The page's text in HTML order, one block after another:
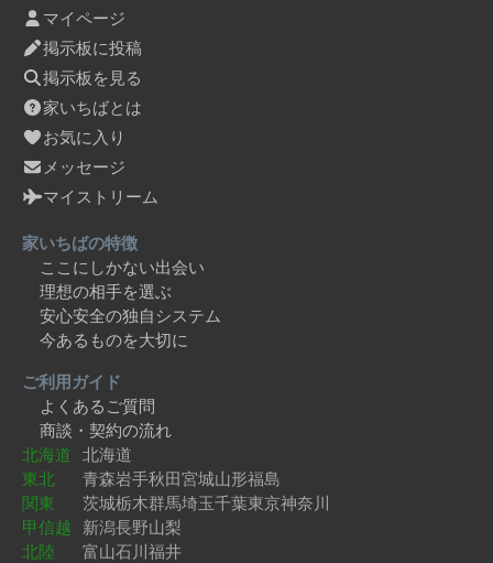
マイページ
掲示板に投稿
掲示板を見る
家いちばとは
お気に入り
メッセージ
マイストリーム
家いちばの特徴
ここにしかない出会い
理想の相手を選ぶ
安心安全の独自システム
今あるものを大切に
ご利用ガイド
よくあるご質問
商談・契約の流れ
北海道 北海道
東北
青森岩手秋田宮城山形福島
関東
茨城栃木群馬埼玉千葉東京神奈川
甲信越 新潟長野山梨
北陸
富山石川福井